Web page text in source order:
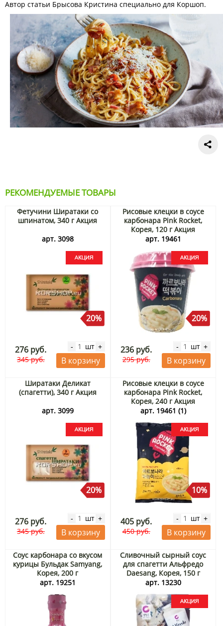
Автор статьи Брысова Кристина специально для Коршоп.
РЕКОМЕНДУЕМЫЕ ТОВАРЫ
Фетучини Ширатаки со
шпинатом, 340 г Акция
арт. 3098
20%
276 руб.
345 руб.
- шт +
В корзину
Рисовые клецки в соусе
карбонара Pink Rocket,
Корея, 120 г Акция
арт. 19461
20%
236 руб.
295 руб.
- шт +
В корзину
Ширатаки Деликат
(спагетти), 340 г Акция
арт. 3099
20%
276 руб.
345 руб.
- шт +
В корзину
Рисовые клецки в соусе
карбонара Pink Rocket,
Корея, 240 г Акция
арт. 19461 (1)
10%
405 руб.
450 руб.
- шт +
В корзину
Соус карбонара со вкусом
курицы Бульдак Samyang,
Корея, 200 г
арт. 19251
Сливочный сырный соус
для спагетти Альфредо
Daesang, Корея, 150 г
Акция
арт. 13230